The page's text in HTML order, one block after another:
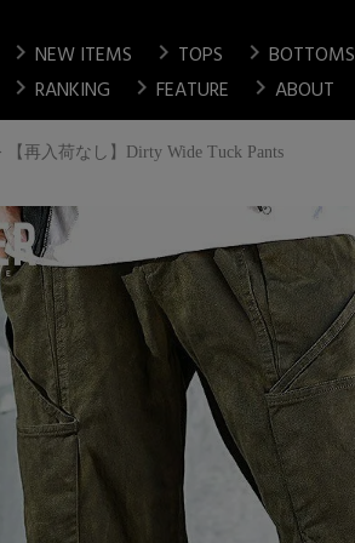
chevron_right NEW ITEMS chevron_right TOPS chevron_right BOTTOMS
chevron_right RANKING chevron_right FEATURE chevron_right ABOUT
【再入荷なし】Dirty Wide Tuck Pants